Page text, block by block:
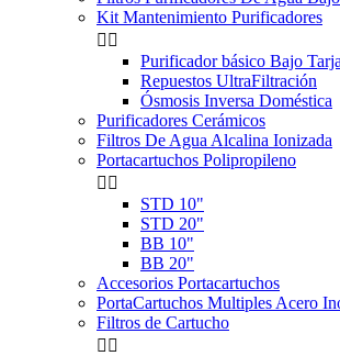
Kit Mantenimiento Purificadores
 
Purificador básico Bajo Tarja
Repuestos UltraFiltración
Ósmosis Inversa Doméstica
Purificadores Cerámicos
Filtros De Agua Alcalina Ionizada
Portacartuchos Polipropileno
 
STD 10"
STD 20"
BB 10"
BB 20"
Accesorios Portacartuchos
PortaCartuchos Multiples Acero
Filtros de Cartucho
 